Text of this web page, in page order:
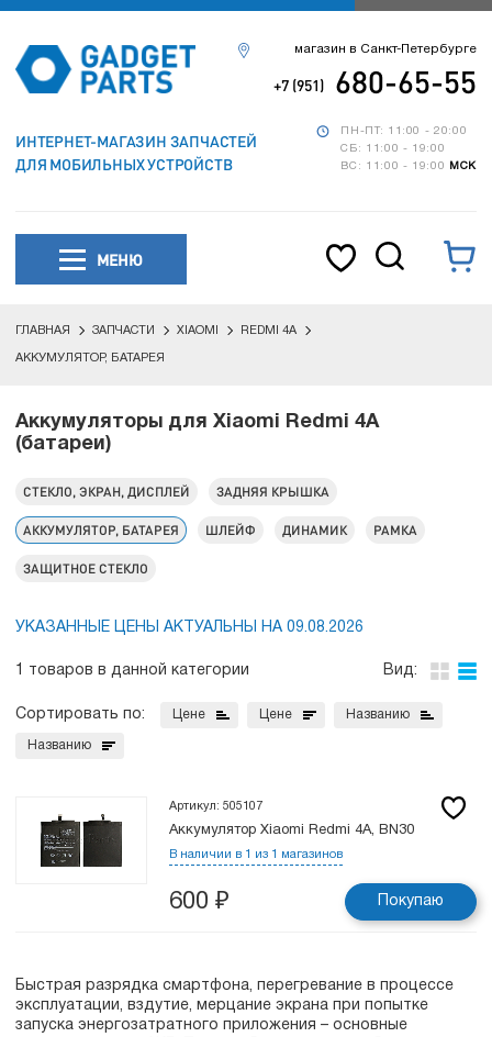
ИНТЕРНЕТ-МАГАЗИН ЗАПЧАСТЕЙ
ДЛЯ МОБИЛЬНЫХ УСТРОЙСТВ
ПН-ПТ: 11:00 - 20:00
СБ: 11:00 - 19:00
ВС: 11:00 - 19:00
МСК
магазин в Санкт-Петербурге
+7 (951) 680-65-55
МЕНЮ
ГЛАВНАЯ ЗАПЧАСТИ XIAOMI REDMI 4A
АККУМУЛЯТОР, БАТАРЕЯ
Аккумуляторы для Xiaomi Redmi 4A
(батареи)
СТЕКЛО, ЭКРАН, ДИСПЛЕЙ ЗАДНЯЯ КРЫШКА
АККУМУЛЯТОР, БАТАРЕЯ ШЛЕЙФ ДИНАМИК РАМКА
ЗАЩИТНОЕ СТЕКЛО
УКАЗАННЫЕ ЦЕНЫ АКТУАЛЬНЫ НА 09.08.2026
1 товаров в данной категории Вид:
Сортировать по: Цене Цене Названию
Названию
Артикул: 505107
Аккумулятор Xiaomi Redmi 4A, BN30
В наличии в 1 из 1 магазинов
600 ₽ Покупаю
Быстрая разрядка смартфона, перегревание в процессе
эксплуатации, вздутие, мерцание экрана при попытке
запуска энергозатратного приложения – основные